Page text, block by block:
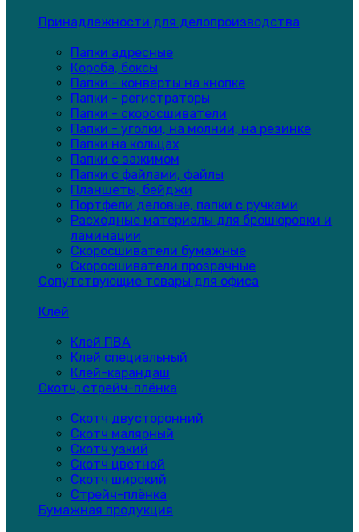
Принадлежности для делопроизводства
Папки адресные
Короба, боксы
Папки - конверты на кнопке
Папки - регистраторы
Папки - скоросшиватели
Папки - уголки, на молнии, на резинке
Папки на кольцах
Папки с зажимом
Папки с файлами, файлы
Планшеты, бейджи
Портфели деловые, папки с ручками
Расходные материалы для брошюровки и
ламинации
Скоросшиватели бумажные
Скоросшиватели прозрачные
Сопутствующие товары для офиса
Клей
Клей ПВА
Клей специальный
Клей-карандаш
Скотч, стрейч-плёнка
Скотч двусторонний
Скотч малярный
Скотч узкий
Скотч цветной
Скотч широкий
Стрейч-плёнка
Бумажная продукция